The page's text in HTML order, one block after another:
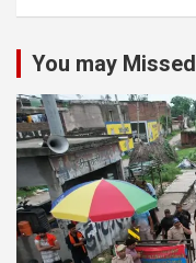
You may Missed